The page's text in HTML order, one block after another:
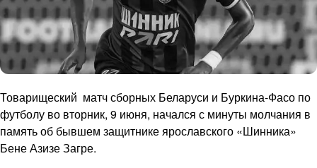
Товарищеский матч сборных Беларуси и Буркина-Фасо по
футболу во вторник, 9 июня, начался с минуты молчания в
память об бывшем защитнике ярославского «Шинника»
Бене Азизе Загре.